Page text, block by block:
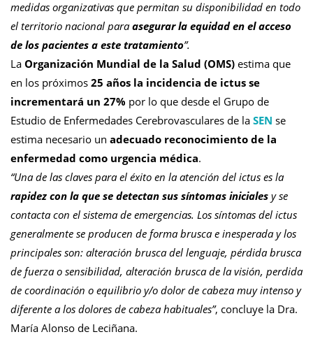
medidas organizativas que permitan su disponibilidad en todo
el territorio nacional paraasegurar la equidad en el acceso
de los pacientes a este tratamiento”.
La Organización Mundial de la Salud (OMS) estima que
en los próximos 25 años la incidencia de ictus se
incrementará un 27% por lo que desde el Grupo de
Estudio de Enfermedades Cerebrovasculares de la SEN se
estima necesario un adecuado reconocimiento de la
enfermedad como urgencia médica.
“Una de las claves para el éxito en la atención del ictus es la
rapidez con la que se detectan sus síntomas iniciales y se
contacta con el sistema de emergencias. Los síntomas del ictus
generalmente se producen de forma brusca e inesperada y los
principales son: alteración brusca del lenguaje, pérdida brusca
de fuerza o sensibilidad, alteración brusca de la visión, perdida
de coordinación o equilibrio y/o dolor de cabeza muy intenso y
diferente a los dolores de cabeza habituales”, concluye la Dra.
María Alonso de Leciñana.